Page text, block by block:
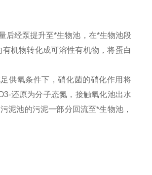
后经泵提升至*生物池，在*生物池段
机物转化成可溶性有机物，将蛋白
供氧条件下，硝化菌的硝化作用将
还原为分子态氮，接触氧化池出水
泥池的污泥一部分回流至*生物池，